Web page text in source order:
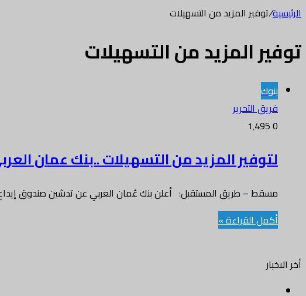
الرئيسية/توفير المزيد من التسهيلات
توفير المزيد من التسهيلات
بنوك
فريق التحرير
0
لتوفير المزيد من التسهيلات ..بنك عمان العربي
مسقط – طريق المستقبل: أعلن بنك عُمان العربي عن تدشين صندوق إيداع مستندات
أكمل القراءة »
أخر الاخبار